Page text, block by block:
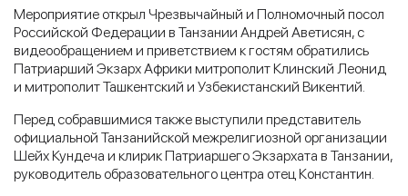
Мероприятие открыл Чрезвычайный и Полномочный посол
Российской Федерации в Танзании Андрей Аветисян, с
видеообращением и приветствием к гостям обратились
Патриарший Экзарх Африки митрополит Клинский Леонид
и митрополит Ташкентский и Узбекистанский Викентий.
Перед собравшимися также выступили представитель
официальной Танзанийской межрелигиозной организации
Шейх Кундеча и клирик Патриаршего Экзархата в Танзании,
руководитель образовательного центра отец Константин.